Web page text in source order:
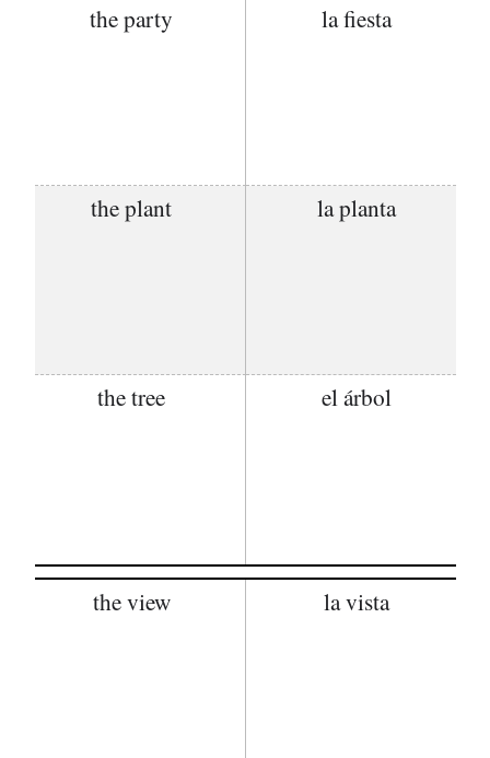
the party la fiesta
the plant la planta
the tree el árbol
the view la vista